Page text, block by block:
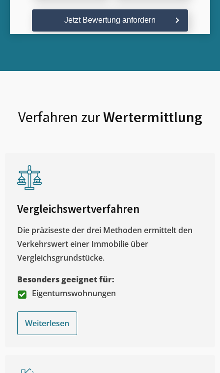
Jetzt Bewertung anfordern
Verfahren zurWertermittlung
Vergleichswertverfahren
Die präziseste der drei Methoden ermittelt den
Verkehrswert einer Immobilie über
Vergleichsgrundstücke.
Besonders geeignet für:
Eigentumswohnungen
Weiterlesen